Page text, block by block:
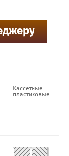
Кассетные
пластиковые